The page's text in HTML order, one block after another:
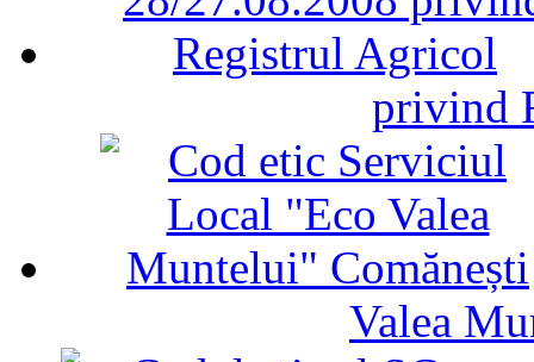
privind
Valea